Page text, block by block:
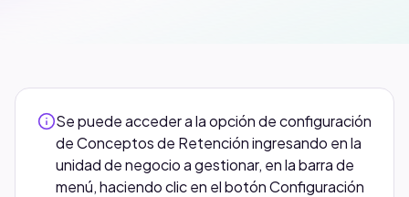
Se puede acceder a la opción de configuración
de Conceptos de Retención ingresando en la
unidad de negocio a gestionar, en la barra de
menú, haciendo clic en el botón Configuración